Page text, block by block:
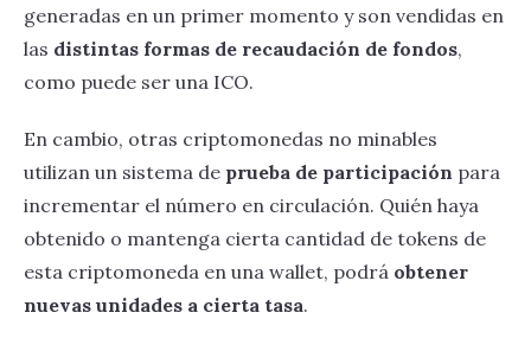
generadas en un primer momento y son vendidas en
las distintas formas de recaudación de fondos,
como puede ser una ICO.
En cambio, otras criptomonedas no minables
utilizan un sistema de prueba de participación para
incrementar el número en circulación. Quién haya
obtenido o mantenga cierta cantidad de tokens de
esta criptomoneda en una wallet, podrá obtener
nuevas unidades a cierta tasa.